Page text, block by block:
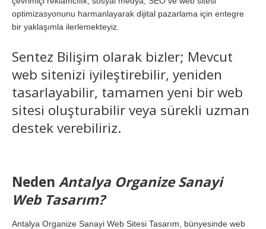
optimizasyonunu harmanlayarak dijital pazarlama için entegre
bir yaklaşımla ilerlemekteyiz.
Sentez Bilişim olarak bizler; Mevcut
web sitenizi iyileştirebilir, yeniden
tasarlayabilir, tamamen yeni bir web
sitesi oluşturabilir veya sürekli uzman
destek verebiliriz.
Neden Antalya Organize Sanayi
Web Tasarım?
Antalya Organize Sanayi Web Sitesi Tasarım, bünyesinde web